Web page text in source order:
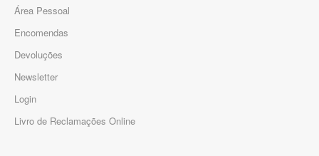
Área Pessoal
Encomendas
Devoluções
Newsletter
Login
Livro de Reclamações Online